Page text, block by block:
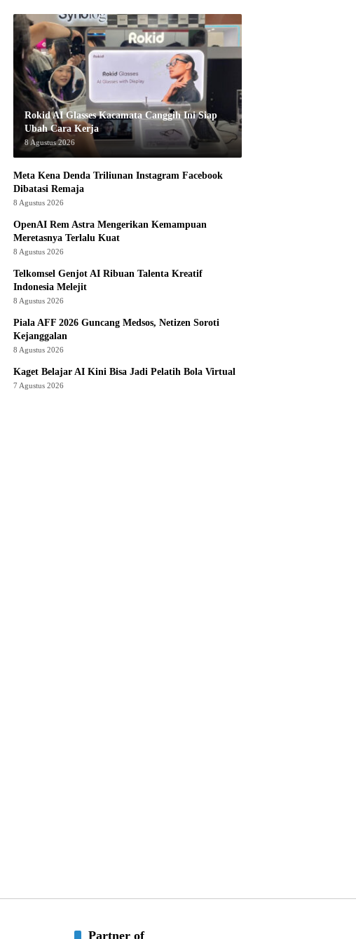
Rokid AI Glasses Kacamata Canggih Ini Siap
Ubah Cara Kerja
8 Agustus 2026
Meta Kena Denda Triliunan Instagram Facebook
Dibatasi Remaja
8 Agustus 2026
OpenAI Rem Astra Mengerikan Kemampuan
Meretasnya Terlalu Kuat
8 Agustus 2026
Telkomsel Genjot AI Ribuan Talenta Kreatif
Indonesia Melejit
8 Agustus 2026
Piala AFF 2026 Guncang Medsos, Netizen Soroti
Kejanggalan
8 Agustus 2026
Kaget Belajar AI Kini Bisa Jadi Pelatih Bola Virtual
7 Agustus 2026
Partner of